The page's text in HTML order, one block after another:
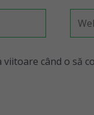
când o să